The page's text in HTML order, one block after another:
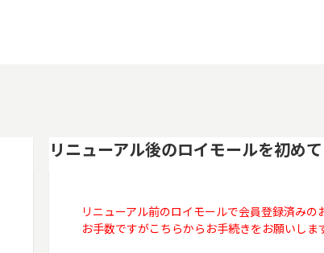
リニューアル後のロイモールを初め
リニューアル前のロイモールで会員登録済みの
お手数ですがこちらからお手続きをお願いしま